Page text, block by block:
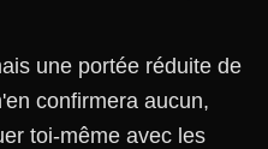
une portée réduite de
confirmera aucun,
toi-même avec les